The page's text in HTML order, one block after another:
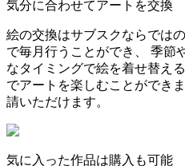
気分に合わせてアートを交換
絵の交換はサブスクならでは
で毎月行うことができ、 季節
なタイミングで絵を着せ替え
でアートを楽しむことができ
請いただけます。
気に入った作品は購入も可能